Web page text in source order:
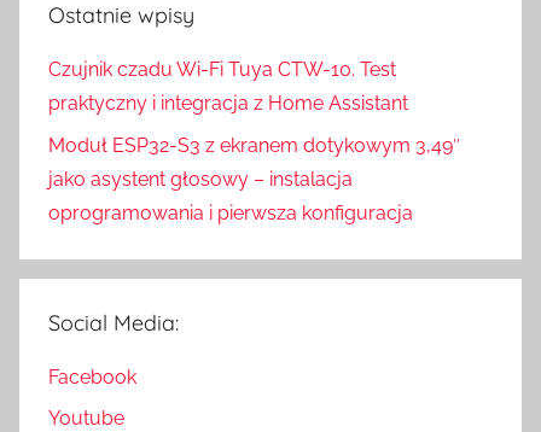
Ostatnie wpisy
Czujnik czadu Wi-Fi Tuya CTW-10. Test
praktyczny i integracja z Home Assistant
Moduł ESP32-S3 z ekranem dotykowym 3,49″
jako asystent głosowy – instalacja
oprogramowania i pierwsza konfiguracja
Social Media:
Facebook
Youtube